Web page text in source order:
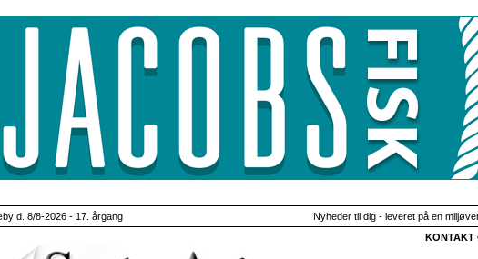
d. 8/8-2026 - 17. årgang Nyheder til dig - leveret på en
KONTAKT